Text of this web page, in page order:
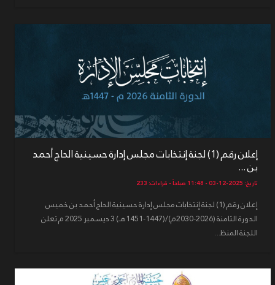
إعلان رقم (1) لجنة إنتخابات مجلس إدارة حسينية الحاج أحمد
بن ...
تاريخ: 2025-12-03 - 11:48 صباحاً - قراءات: 233
إعلان رقم (1) لجنة إنتخابات مجلس إدارة حسينية الحاج أحمد بن خميس
الدورة الثامنة (2026-2030م)/(1447-1451هـ) 3 ديسمبر 2025 م تعلن
اللجنة المنظ...